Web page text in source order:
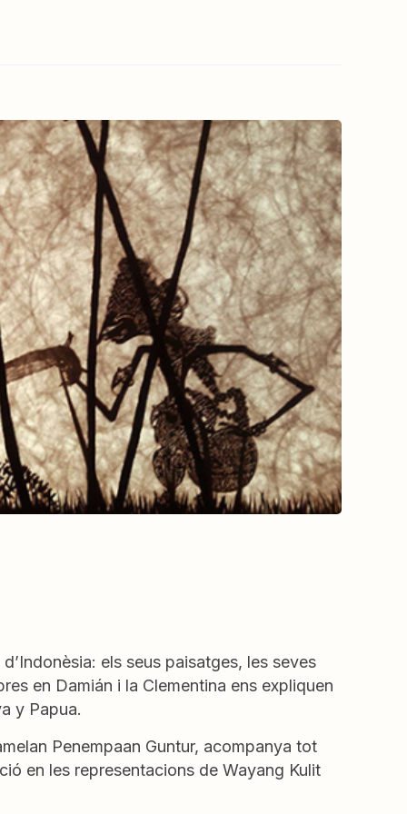
els seus paisatges, les seves
en Damián i la Clementina ens expliquen
y Papua.
Penempaan Guntur, acompanya tot
en les representacions de Wayang Kulit